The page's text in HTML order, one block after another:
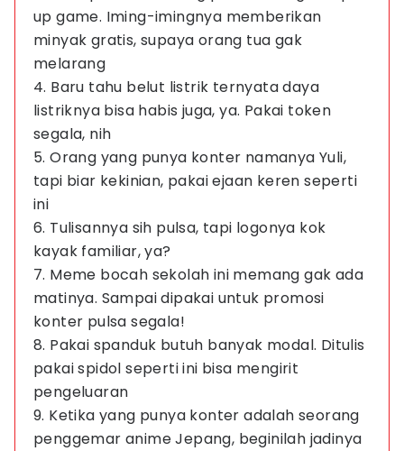
up game. Iming-imingnya memberikan
minyak gratis, supaya orang tua gak
melarang
4. Baru tahu belut listrik ternyata daya
listriknya bisa habis juga, ya. Pakai token
segala, nih
5. Orang yang punya konter namanya Yuli,
tapi biar kekinian, pakai ejaan keren seperti
ini
6. Tulisannya sih pulsa, tapi logonya kok
kayak familiar, ya?
7. Meme bocah sekolah ini memang gak ada
matinya. Sampai dipakai untuk promosi
konter pulsa segala!
8. Pakai spanduk butuh banyak modal. Ditulis
pakai spidol seperti ini bisa mengirit
pengeluaran
9. Ketika yang punya konter adalah seorang
penggemar anime Jepang, beginilah jadinya